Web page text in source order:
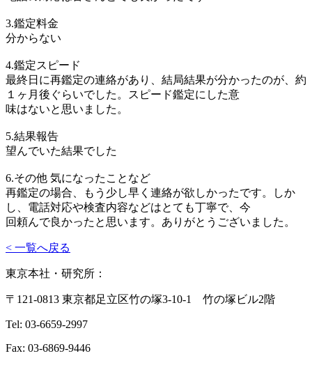
3.鑑定料金
分からない
4.鑑定スピード
最終日に再鑑定の連絡があり、結局結果が分かったのが、約
１ヶ月後ぐらいでした。スピード鑑定にした意
味はないと思いました。
5.結果報告
望んでいた結果でした
6.その他 気になったことなど
再鑑定の場合、もう少し早く連絡が欲しかったです。しか
し、電話対応や検査内容などはとても丁寧で、今
回頼んで良かったと思います。ありがとうございました。
< 一覧へ戻る
東京本社・研究所：
〒121-0813 東京都足立区竹の塚3-10-1 竹の塚ビル2階
Tel: 03-6659-2997
Fax: 03-6869-9446